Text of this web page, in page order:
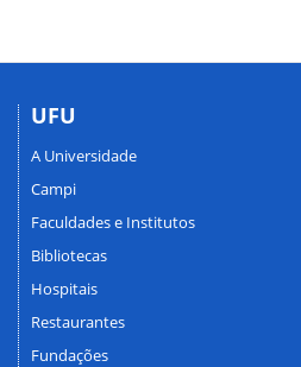
UFU
A Universidade
Campi
Faculdades e Institutos
Bibliotecas
Hospitais
Restaurantes
Fundações